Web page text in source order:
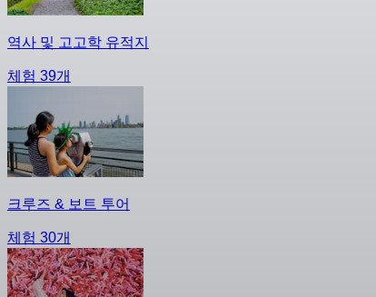
역사 및 고고학 유적지
체험 39개
크루즈 & 보트 투어
체험 30개